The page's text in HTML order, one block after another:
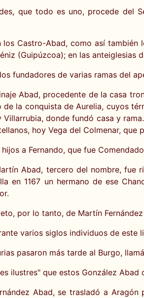
que todo es uno, procede del
Castro-Abad, como así
(Guipúzcoa); en las
fundadores de varias ramas del
Abad, procedente de la casa
la conquista de Aurelia, cuyos
donde fundó casa y
hoy Vega del Colmenar, que
a Fernando, que fue
Abad, tercero del nombre, fue
en 1167 un hermano de ese
por lo tanto, de Martín
varios siglos individuos de este
pasaron más tarde al Burgo,
ilustres" que estos González
Abad, se trasladó a